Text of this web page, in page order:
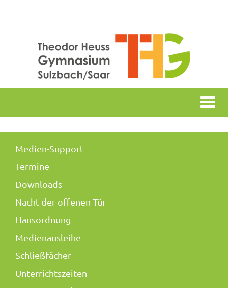
Medien-Support
Termine
Downloads
Nacht der offenen Tür
Hausordnung
Medienausleihe
Schließfächer
Unterrichtszeiten